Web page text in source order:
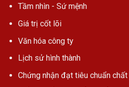
Tầm nhìn - Sứ mệnh
Giá trị cốt lõi
Văn hóa công ty
Lịch sử hình thành
Chứng nhận đạt tiêu chuẩn